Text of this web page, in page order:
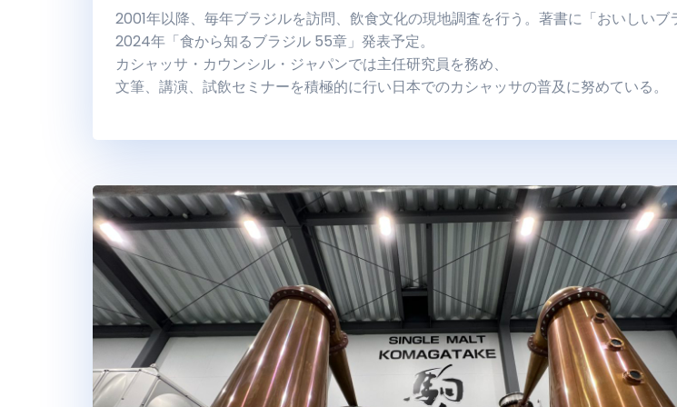
2001年以降、毎年ブラジルを訪問、飲食文化の現地調査を行う。著書に「おいしいブ
2024年「食から知るブラジル 55章」発表予定。
カシャッサ・カウンシル・ジャパンでは主任研究員を務め、
文筆、講演、試飲セミナーを積極的に行い日本でのカシャッサの普及に努めている。